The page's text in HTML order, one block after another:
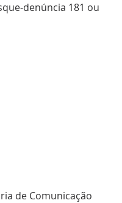
denúncia 181 ou
de Comunicação